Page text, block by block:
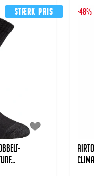
Stærk pris -48%